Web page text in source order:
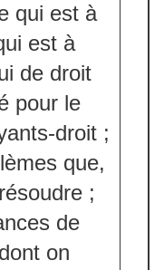
qui est à
est à
de droit
pour le
droit ;
que,
;
de
on